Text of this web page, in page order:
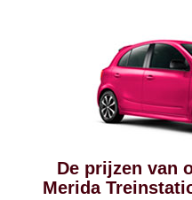
De prijzen van
Merida